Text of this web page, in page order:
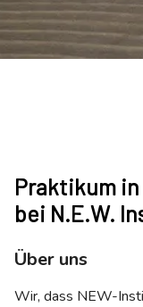
Praktikum
bei N.E.W.
Über uns
Wir, dass NEW-